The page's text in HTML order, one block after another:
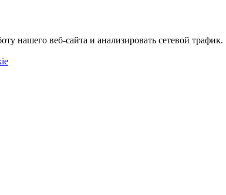
нашего веб-сайта и анализировать сетевой трафик.